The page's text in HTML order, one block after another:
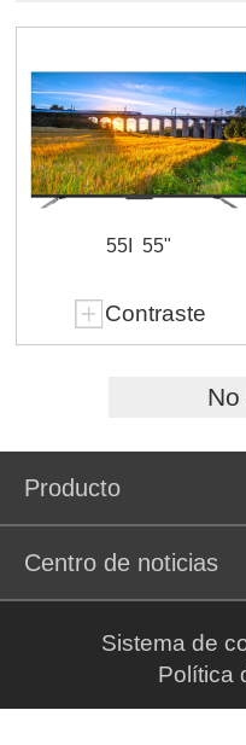
55I 55"
Contraste
Producto
Centro de noticias
Sistema de
Política